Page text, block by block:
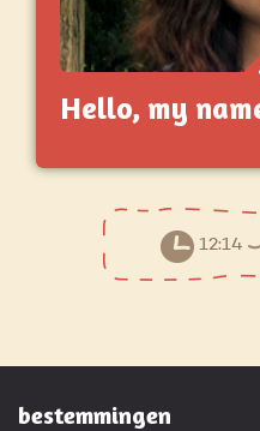
Hello, my
12:14
bestemmingen